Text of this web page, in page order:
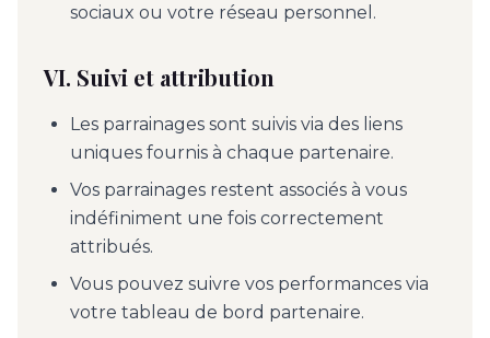
sociaux ou votre réseau personnel.
VI. Suivi et attribution
Les parrainages sont suivis via des liens
uniques fournis à chaque partenaire.
Vos parrainages restent associés à vous
indéfiniment une fois correctement
attribués.
Vous pouvez suivre vos performances via
votre tableau de bord partenaire.